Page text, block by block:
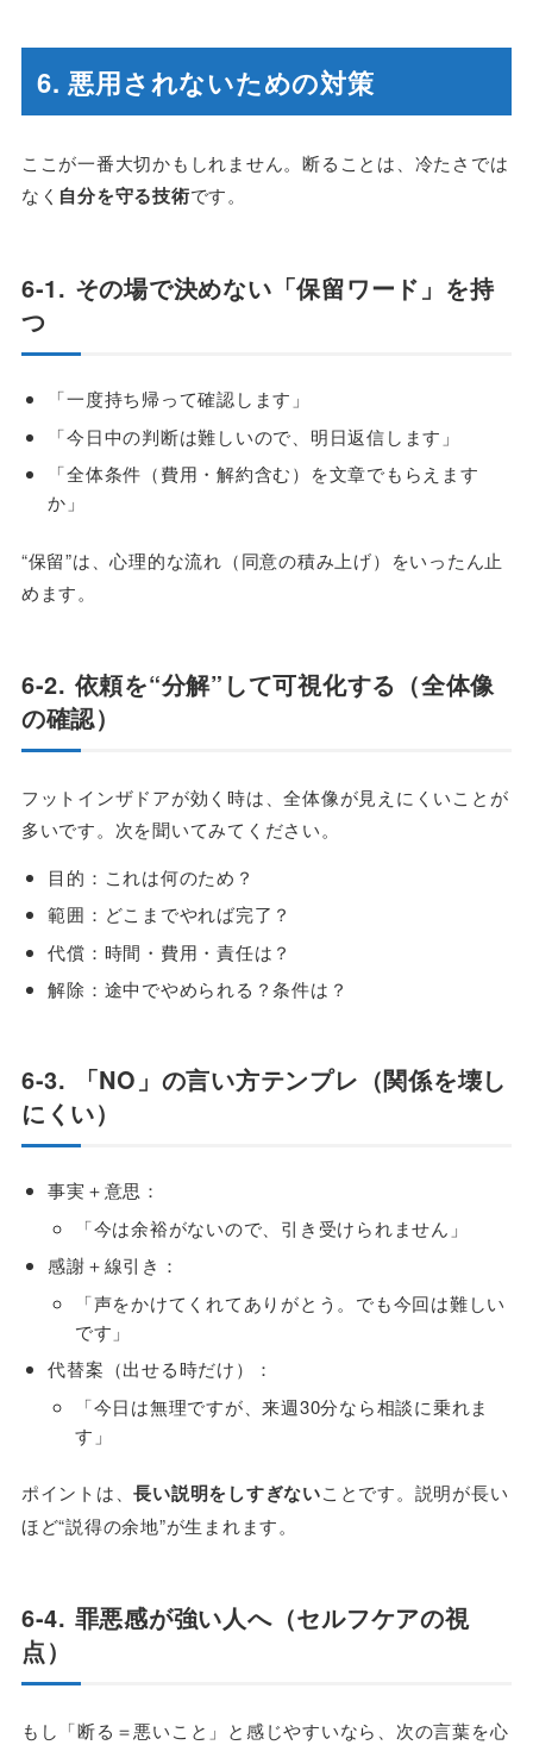
6. 悪用されないための対策
ここが一番大切かもしれません。断ることは、冷たさでは
なく 自分を守る技術です。
6-1. その場で決めない「保留ワード」を持
つ
「一度持ち帰って確認します」
「今日中の判断は難しいので、明日返信します」
「全体条件（費用・解約含む）を文章でもらえます
か」
“保留”は、心理的な流れ（同意の積み上げ）をいったん止
めます。
6-2. 依頼を“分解”して可視化する（全体像
の確認）
フットインザドアが効く時は、全体像が見えにくいことが
多いです。次を聞いてみてください。
目的：これは何のため？
範囲：どこまでやれば完了？
代償：時間・費用・責任は？
解除：途中でやめられる？条件は？
6-3. 「NO」の言い方テンプレ（関係を壊し
にくい）
事実＋意思：
「今は余裕がないので、引き受けられません」
感謝＋線引き：
「声をかけてくれてありがとう。でも今回は難しい
です」
代替案（出せる時だけ）：
「今日は無理ですが、来週30分なら相談に乗れま
す」
ポイントは、長い説明をしすぎないことです。説明が長い
ほど“説得の余地”が生まれます。
6-4. 罪悪感が強い人へ（セルフケアの視
点）
もし「断る＝悪いこと」と感じやすいなら、次の言葉を心